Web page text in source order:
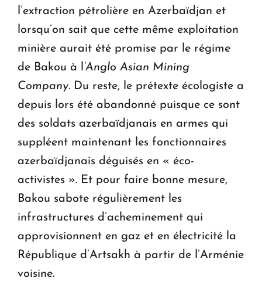
l’extraction pétrolière en Azerbaïdjan et
lorsqu’on sait que cette même exploitation
minière aurait été promise par le régime
de Bakou à l ’Anglo Asian Mining
Company. Du reste, le prétexte écologiste a
depuis lors été abandonné puisque ce sont
des soldats azerbaïdjanais en armes qui
suppléent maintenant les fonctionnaires
azerbaïdjanais déguisés en « éco-
activistes ». Et pour faire bonne mesure,
Bakou sabote régulièrement les
infrastructures d’acheminement qui
approvisionnent en gaz et en électricité la
République d’Artsakh à partir de l’Arménie
voisine.